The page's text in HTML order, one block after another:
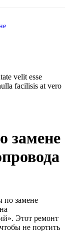
velit esse
facilisis at vero
замене
по замене
Этот ремонт
не портить